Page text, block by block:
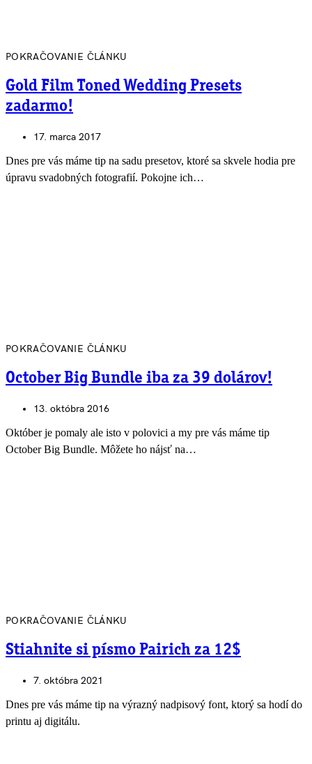
POKRAČOVANIE ČLÁNKU
Gold Film Toned Wedding Presets
zadarmo!
17. marca 2017
Dnes pre vás máme tip na sadu presetov, ktoré sa skvele hodia pre
úpravu svadobných fotografií. Pokojne ich…
POKRAČOVANIE ČLÁNKU
October Big Bundle iba za 39 dolárov!
13. októbra 2016
Október je pomaly ale isto v polovici a my pre vás máme tip
October Big Bundle. Môžete ho nájsť na…
POKRAČOVANIE ČLÁNKU
Stiahnite si písmo Pairich za 12$
7. októbra 2021
Dnes pre vás máme tip na výrazný nadpisový font, ktorý sa hodí do
printu aj digitálu.